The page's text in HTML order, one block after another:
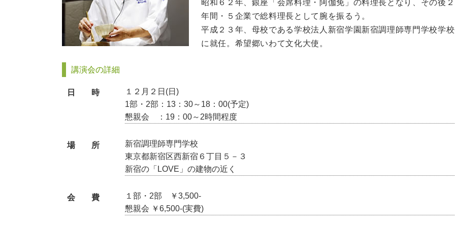
昭和６２年、銀座「会席料理・阿伽免」の料理長となり、その後
年間・５企業で総料理長として腕を振るう。
平成２３年、母校である学校法人新宿学園新宿調理師専門学校学
に就任。希望郷いわて文化大使。
講演会の詳細
日 時
１２月２日(日)
1部・2部：13：30～18：00(予定)
懇親会 ：19：00～2時間程度
場 所
新宿調理師専門学校
東京都新宿区西新宿６丁目５－３
新宿の「LOVE」の建物の近く
会 費
１部・2部 ￥3,500-
懇親会 ￥6,500-(実費)